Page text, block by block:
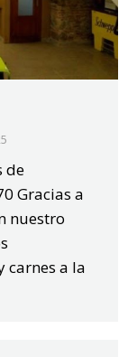
de
Gracias a
nuestro
carnes a la